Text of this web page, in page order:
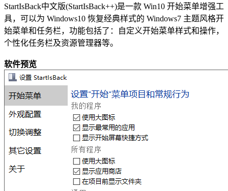
StartIsBack中文版(StartIsBack++)是一款 Win10 开始菜单增强工
具，可以为 Windows10 恢复经典样式的 Windows7 主题风格开
始菜单和任务栏，功能包括了：自定义开始菜单样式和操作，
个性化任务栏及资源管理器等。
软件预览